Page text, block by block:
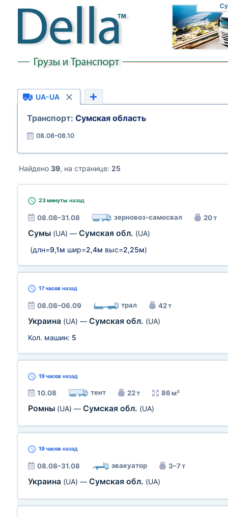
UA-UA
Транспорт: Сумская область
08.08–08.10
Найдено 39, на странице: 25
23 минуты назад
08.08–31.08 зерновоз-самосвал 20 т
Сумы (UA) — Сумская обл. (UA)
(длн=9,1м шир=2,4м выс=2,25м)
17 часов назад
08.08–06.09 трал 42 т
Украина (UA) — Сумская обл. (UA)
Кол. машин: 5
19 часов назад
10.08 тент 22 т 86 м³
Ромны (UA) — Сумская обл. (UA)
19 часов назад
08.08–31.08 эвакуатор 3–7 т
Украина (UA) — Сумская обл. (UA)